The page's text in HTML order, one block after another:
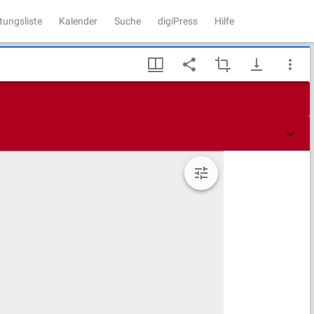
Kalender Suche digiPress Hilfe